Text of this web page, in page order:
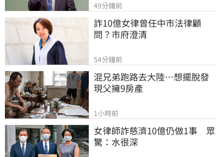
49分鐘前
詐10億女律曾任中市法律顧
問？市府澄清
54分鐘前
混兄弟跑路去大陸…想擺脫發
現父擁9房產
1小時前
女律師詐慈濟10億仍做1事　眾
驚：水很深